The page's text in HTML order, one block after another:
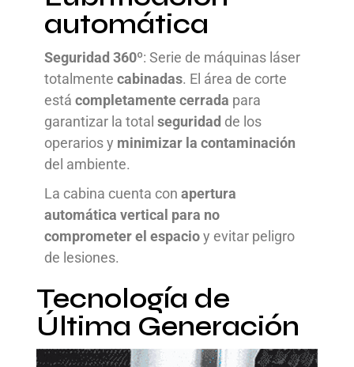
automática
Seguridad 360º: Serie de máquinas láser
totalmentecabinadas. El área de corte
estácompletamente cerrada para
garantizar la totalseguridad de los
operarios y minimizar la contaminación
del ambiente.
La cabina cuenta conapertura
automática vertical para no
comprometer el espacioy evitar peligro
de lesiones.
Tecnología de
Última Generación